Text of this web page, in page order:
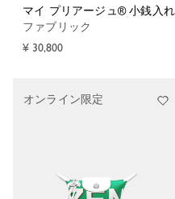
マイ プリアージュ® 小銭入れ
ファブリック
¥ 30,800
オンライン限定